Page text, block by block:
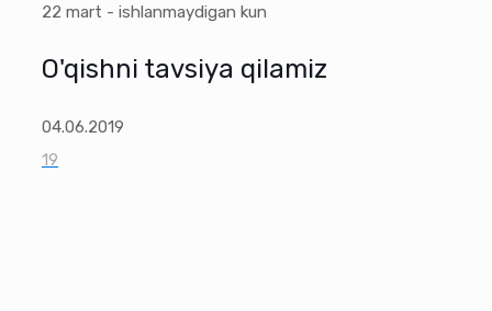
22 mart - ishlanmaydigan kun
O'qishni tavsiya qilamiz
04.06.2019
19